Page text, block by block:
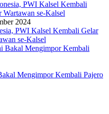
2024
PWI Kalsel Kembali Gelar
se-Kalsel
Mengimpor Kembali Pajero